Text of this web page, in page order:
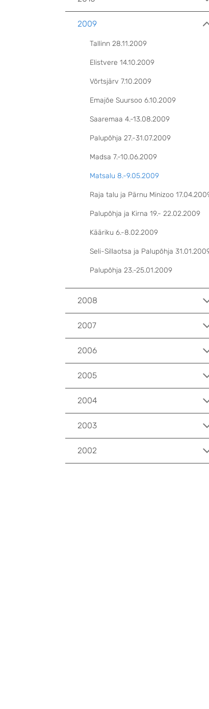
2009
Tallinn 28.11.2009
Elistvere 14.10.2009
Võrtsjärv 7.10.2009
Emajõe Suursoo 6.10.2009
Saaremaa 4.-13.08.2009
Palupõhja 27.-31.07.2009
Madsa 7.-10.06.2009
Matsalu 8.-9.05.2009
Raja talu ja Pärnu Minizoo
Palupõhja ja Kirna 19.- 22.02.2009
Kääriku 6.-8.02.2009
Seli-Sillaotsa ja Palupõhja
Palupõhja 23.-25.01.2009
2008
2007
2006
2005
2004
2003
2002